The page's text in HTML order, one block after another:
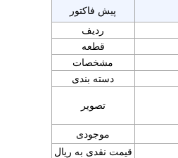
پیش فاکتور
ردیف
قطعه
مشخصات
دسته بندی
تصویر
موجودی
قیمت نقدی به ریال